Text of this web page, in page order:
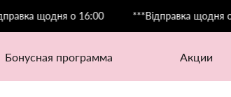
щодня о 16:00 ***Відправка щодня о 16:00
бонусная программа акции